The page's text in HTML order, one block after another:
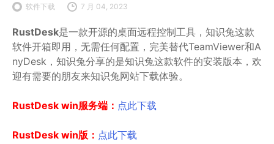
软件下载 7 月 04, 2023
RustDesk是一款开源的桌面远程控制工具，知识兔这款
软件开箱即用，无需任何配置，完美替代TeamViewer和A
nyDesk，知识兔分享的是知识兔这款软件的安装版本，欢
迎有需要的朋友来知识兔网站下载体验。
RustDesk win服务端： 点此下载
RustDesk win版： 点此下载